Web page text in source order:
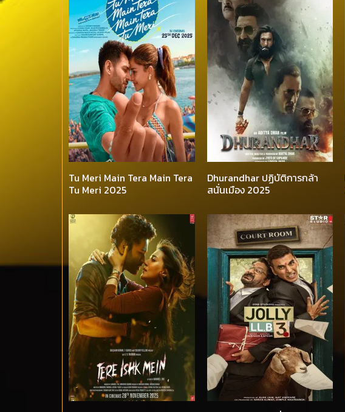
Tu Meri Main Tera Main Tera
Tu Meri 2025
Dhurandhar ปฏิบัติการกล้า
สนั่นเมือง 2025